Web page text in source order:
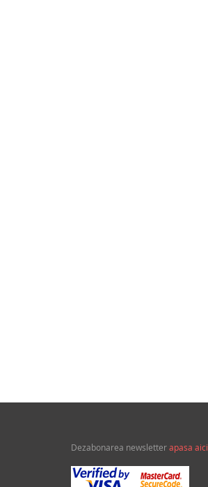
Dezabonarea newsletterapasa aici